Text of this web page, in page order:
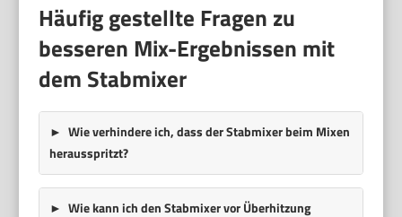
Häufig gestellte Fragen zu
besseren Mix-Ergebnissen mit
dem Stabmixer
Wie verhindere ich, dass der Stabmixer beim Mixen
herausspritzt?
Wie kann ich den Stabmixer vor Überhitzung